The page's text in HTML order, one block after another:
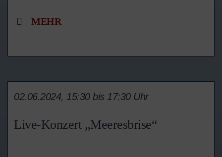
MEHR
Live-Konzert „Meeresbrise“
02.06.2024, 15:30 bis 17:30 Uhr